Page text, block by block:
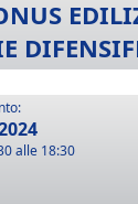
alle 18:30